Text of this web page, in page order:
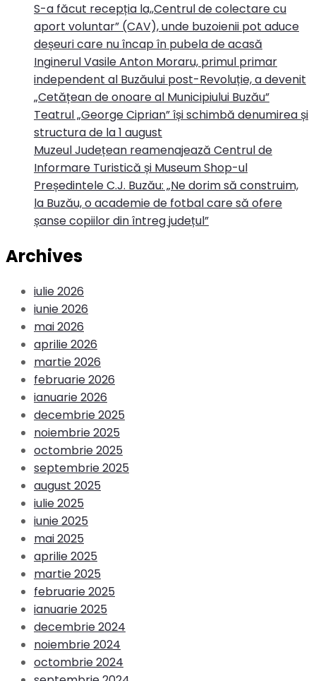
S-a făcut recepția la,,Centrul de colectare cu
aport voluntar” (CAV), unde buzoienii pot aduce
deșeuri care nu încap în pubela de acasă
Inginerul Vasile Anton Moraru, primul primar
independent al Buzăului post-Revoluție, a devenit
„Cetățean de onoare al Municipiului Buzău”
Teatrul „George Ciprian” își schimbă denumirea și
structura de la 1 august
Muzeul Județean reamenajează Centrul de
Informare Turistică și Museum Shop-ul
Președintele C.J. Buzău: „Ne dorim să construim,
la Buzău, o academie de fotbal care să ofere
șanse copiilor din întreg județul”
Archives
iulie 2026
iunie 2026
mai 2026
aprilie 2026
martie 2026
februarie 2026
ianuarie 2026
decembrie 2025
noiembrie 2025
octombrie 2025
septembrie 2025
august 2025
iulie 2025
iunie 2025
mai 2025
aprilie 2025
martie 2025
februarie 2025
ianuarie 2025
decembrie 2024
noiembrie 2024
octombrie 2024